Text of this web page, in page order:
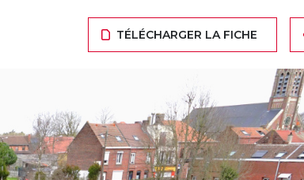
TÉLÉCHARGER LA FICHE